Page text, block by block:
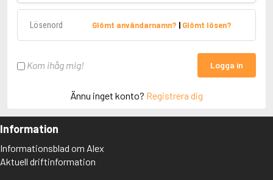
Glömt användarnamn? | Glömt lösen?
Kom ihåg mig! Logga in
Ännu inget konto? Registrera dig
Information
Informationsblad om Alex
Aktuell driftinformation